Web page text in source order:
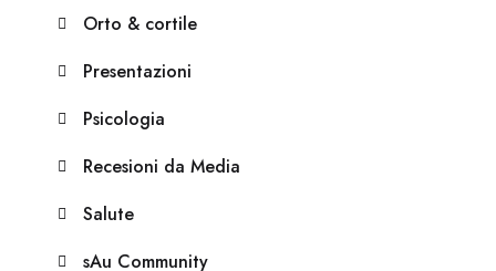
Orto & cortile
Presentazioni
Psicologia
Recesioni da Media
Salute
sAu Community